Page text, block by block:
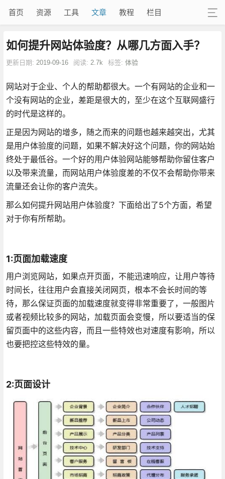
首页 资源 工具 文章 教程 栏目
如何提升网站体验度？从哪几方面入手？
更新日期: 2019-09-16 阅读: 2.7k 标签: 体验
网站对于企业、个人的帮助都很大。一个有网站的企业和一
个没有网站的企业，差距是很大的，至少在这个互联网盛行
的时代是这样的。
正是因为网站的增多，随之而来的问题也越来越突出，尤其
是用户体验度的问题，如果不解决好这个问题，你的网站始
终处于最低谷。一个好的用户体验网站能够帮助你留住客户
以及带来流量，而网站用户体验度差的不仅不会帮助你带来
流量还会让你的客户流失。
那么如何提升网站用户体验度？下面给出了5个方面，希望
对于你有所帮助。
1:页面加载速度
用户浏览网站，如果点开页面，不能迅速响应，让用户等待
时间长，往往用户会直接关闭网页，根本不会长时间的等
待，那么保证页面的加载速度就变得非常重要了，一般图片
或者视频比较多的网站，加载页面会变慢，所以要适当的保
留页面中的这些内容，而且一些特效也对速度有影响，所以
也要把控这些特效的量。
2:页面设计